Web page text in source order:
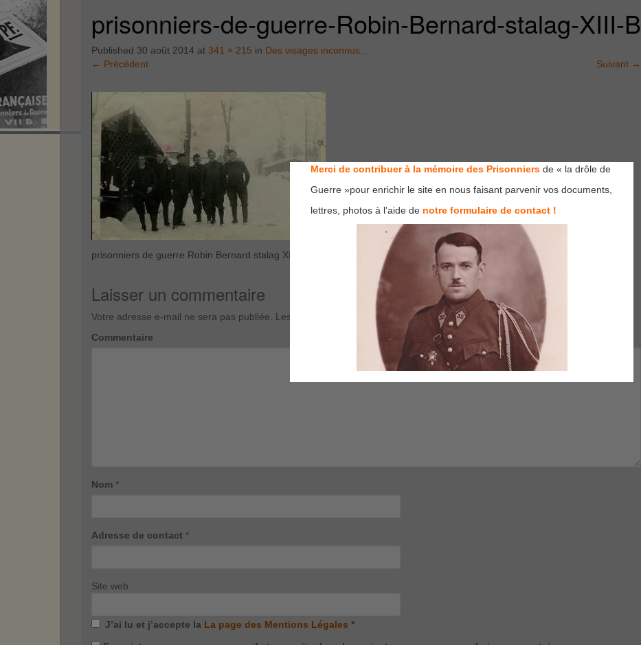
prisonniers-de-guerre-Robin-Bernard-stalag-XIII-B
Published 30 août 2014 at 341 × 215 in Des visages inconnus…
← Précédent Suivant →
prisonniers de guerre Robin Bernard stalag XIII B
Laisser un commentaire
Votre adresse e-mail ne sera pas publiée. Les champs obligatoires sont indiqués avec
Commentaire
Nom *
Adresse de contact *
Site web
J’ai lu et j’accepte la La page des Mentions Légales *
Merci de contribuer à la mémoire des Prisonniers de « la drôle de
Guerre »pour enrichir le site en nous faisant parvenir vos documents,
lettres, photos à l’aide de notre formulaire de contact !